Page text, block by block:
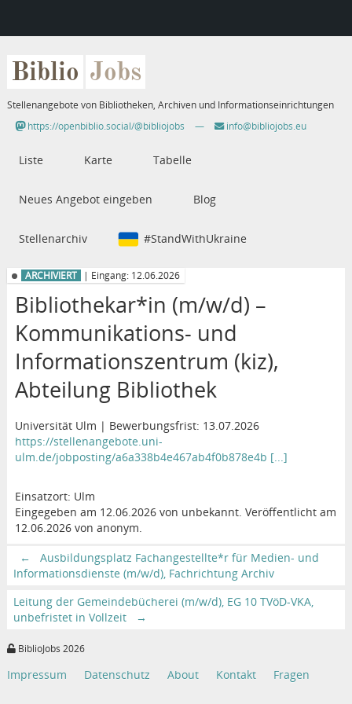
Biblio Jobs
Stellenangebote von Bibliotheken, Archiven und Informationseinrichtungen
https://openbiblio.social/@bibliojobs
— info@bibliojobs.eu
Liste Karte Tabelle
Neues Angebot eingeben Blog
Stellenarchiv #StandWithUkraine
ARCHIVIERT | Eingang: 12.06.2026
Bibliothekar*in (m/w/d) –
Kommunikations- und
Informationszentrum (kiz),
Abteilung Bibliothek
Universität Ulm | Bewerbungsfrist: 13.07.2026
https://stellenangebote.uni-
ulm.de/jobposting/a6a338b4e467ab4f0b878e4b [...]
Einsatzort: Ulm
Eingegeben am 12.06.2026 von unbekannt. Veröffentlicht am
12.06.2026 von anonym.
←
Ausbildungsplatz Fachangestellte*r für Medien- und
Informationsdienste (m/w/d), Fachrichtung Archiv
Leitung der Gemeindebücherei (m/w/d), EG 10 TVöD-VKA,
unbefristet in Vollzeit
→
BiblioJobs 2026
Impressum Datenschutz About Kontakt Fragen